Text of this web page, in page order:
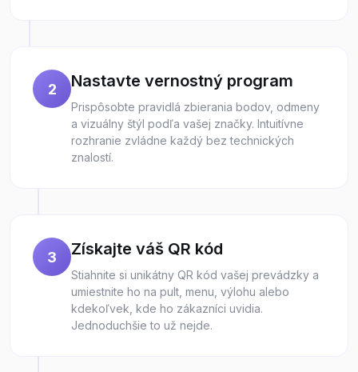
2 Nastavte vernostný program
Prispôsobte pravidlá zbierania bodov, odmeny
a vizuálny štýl podľa vašej značky. Intuitívne
rozhranie zvládne každý bez technických
znalostí.
3 Získajte váš QR kód
Stiahnite si unikátny QR kód vašej prevádzky a
umiestnite ho na pult, menu, výlohu alebo
kdekoľvek, kde ho zákazníci uvidia.
Jednoduchšie to už nejde.